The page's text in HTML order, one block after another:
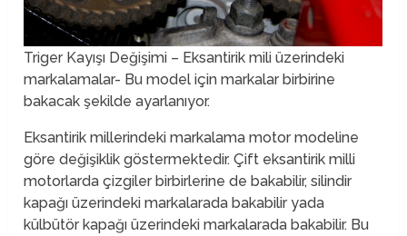
Triger Kayışı Değişimi – Eksantirik mili üzerindeki
markalamalar- Bu model için markalar birbirine
bakacak şekilde ayarlanıyor.
Eksantirik millerindeki markalama motor modeline
göre değişiklik göstermektedir. Çift eksantirik milli
motorlarda çizgiler birbirlerine de bakabilir, silindir
kapağı üzerindeki markalarada bakabilir yada
külbütör kapağı üzerindeki markalarada bakabilir. Bu